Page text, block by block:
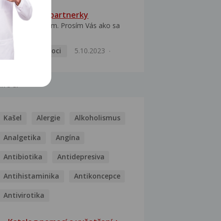
HPV typ 52 u partnerky
Dobrý deň prajem. Prosím Vás ako sa
Pohlavní nemoci
5.10.2023
Kašel Alergie Alkoholismus
Analgetika Angína
Antibiotika Antidepresiva
Antihistaminika Antikoncepce
Antivirotika